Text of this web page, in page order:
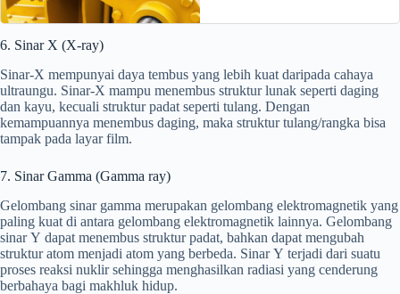
6. Sinar X (X-ray)
Sinar-X mempunyai daya tembus yang lebih kuat daripada cahaya
ultraungu. Sinar-X mampu menembus struktur lunak seperti daging
dan kayu, kecuali struktur padat seperti tulang. Dengan
kemampuannya menembus daging, maka struktur tulang/rangka bisa
tampak pada layar film.
7. Sinar Gamma (Gamma ray)
Gelombang sinar gamma merupakan gelombang elektromagnetik yang
paling kuat di antara gelombang elektromagnetik lainnya. Gelombang
sinar Ү dapat menembus struktur padat, bahkan dapat mengubah
struktur atom menjadi atom yang berbeda. Sinar Ү terjadi dari suatu
proses reaksi nuklir sehingga menghasilkan radiasi yang cenderung
berbahaya bagi makhluk hidup.